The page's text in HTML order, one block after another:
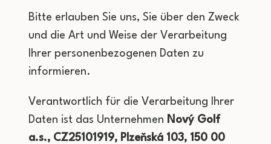
Bitte erlauben Sie uns, Sie über den Zweck
und die Art und Weise der Verarbeitung
Ihrer personenbezogenen Daten zu
informieren.
Verantwortlich für die Verarbeitung Ihrer
Daten ist das Unternehmen Nový Golf
a.s., CZ25101919, Plzeňská 103, 150 00